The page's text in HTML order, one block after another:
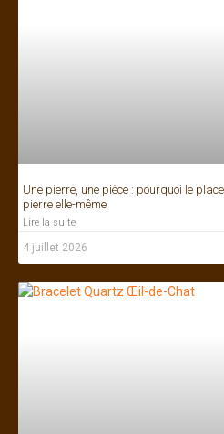
Une pierre, une pièce : pourquoi le
pierre elle-même
Lire la suite
4 juillet 2026